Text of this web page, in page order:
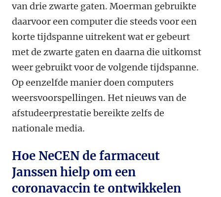
van drie zwarte gaten. Moerman gebruikte
daarvoor een computer die steeds voor een
korte tijdspanne uitrekent wat er gebeurt
met de zwarte gaten en daarna die uitkomst
weer gebruikt voor de volgende tijdspanne.
Op eenzelfde manier doen computers
weersvoorspellingen. Het nieuws van de
afstudeerprestatie bereikte zelfs de
nationale media.
Hoe NeCEN de farmaceut
Janssen hielp om een
coronavaccin te ontwikkelen